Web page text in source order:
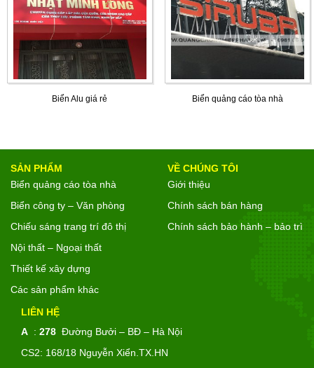
Biển Alu giá rẻ Biển quảng cáo tòa nhà
SẢN PHẨM
Biển quảng cáo tòa nhà
Biển công ty – Văn phòng
Chiếu sáng trang trí đô thị
Nội thất – Ngoại thất
Thiết kế xây dựng
Các sản phẩm khác
VỀ CHÚNG TÔI
Giới thiệu
Chính sách bán hàng
Chính sách bảo hành – bảo trì
LIÊN HỆ
A : 278 Đường Bưởi – BĐ – Hà Nội
CS2: 168/18 Nguyễn Xiển.TX.HN